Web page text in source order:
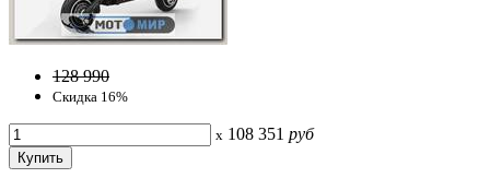
128 990
Скидка 16%
x 108 351 руб